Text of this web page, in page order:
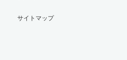
サイトマップ